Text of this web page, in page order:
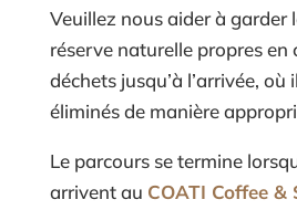
Veuillez nous aider à garder
réserve naturelle propres en
déchets jusqu’à l’arrivée,
éliminés de manière
Le parcours se termine
arrivent au COATI Coffee &